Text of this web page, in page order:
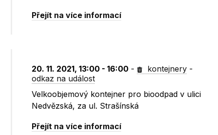
Přejít na více informací
20. 11. 2021, 13:00 - 16:00 - kontejnery -
odkaz na událost
Velkoobjemový kontejner pro bioodpad v ulici
Nedvězská, za ul. Strašínská
Přejít na více informací